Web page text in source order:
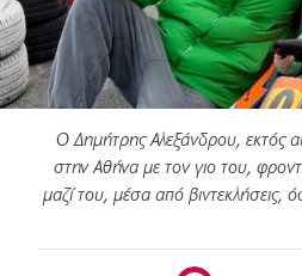
Ο Δημήτρης Αλεξάνδρου, εκτός
στην Αθήνα με τον γιο του,
μαζί του, μέσα από βιντεκλήσεις,